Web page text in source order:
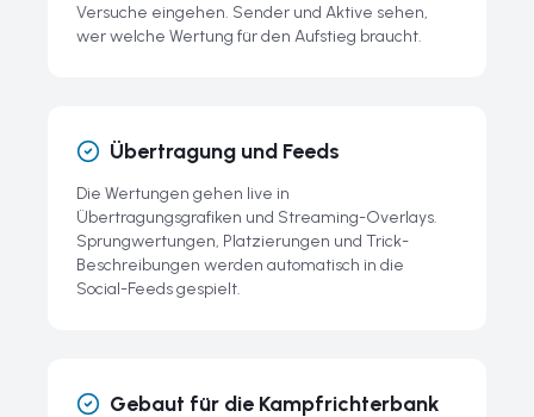
Versuche eingehen. Sender und Aktive sehen,
wer welche Wertung für den Aufstieg braucht.
Übertragung und Feeds
Die Wertungen gehen live in
Übertragungsgrafiken und Streaming-Overlays.
Sprungwertungen, Platzierungen und Trick-
Beschreibungen werden automatisch in die
Social-Feeds gespielt.
Gebaut für die Kampfrichterbank